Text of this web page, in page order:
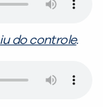
do controle.